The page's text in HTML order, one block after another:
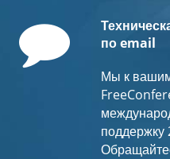
Comment
по email
Мы к
поддержку